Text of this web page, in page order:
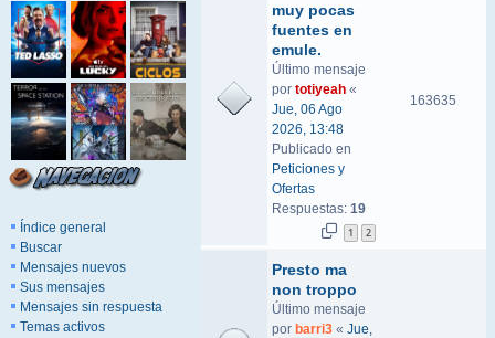
Índice general
Buscar
Mensajes nuevos
Sus mensajes
Mensajes sin respuesta
Temas activos
muy pocas
fuentes en
emule.
Último mensaje
por totiyeah «
Jue, 06 Ago
2026, 13:48
Publicado en
Peticiones y
Ofertas
Respuestas: 19
1 2
163635
Presto ma
non troppo
Último mensaje
por barri3 « Jue,